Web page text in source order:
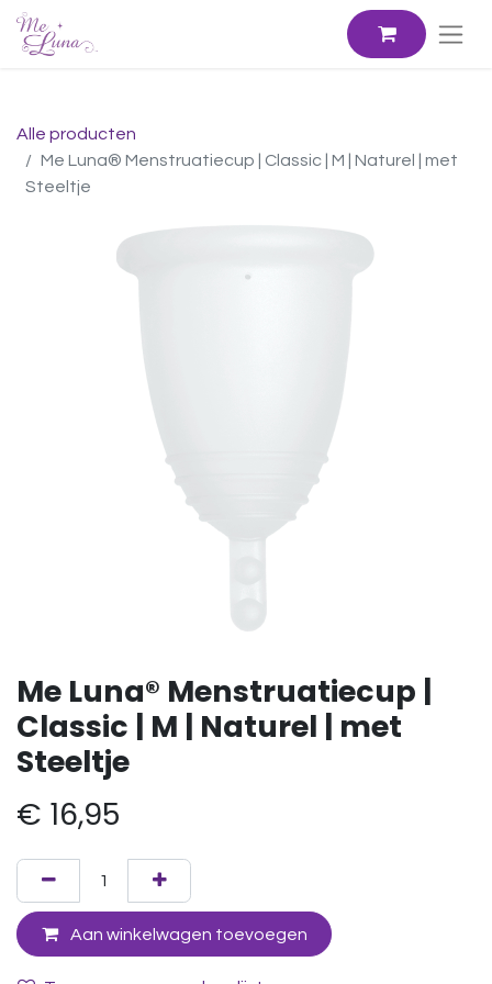
Alle producten
Me Luna® Menstruatiecup | Classic | M | Naturel | met
Steeltje
Me Luna® Menstruatiecup |
Classic | M | Naturel | met
Steeltje
€ 16,95
Aan winkelwagen toevoegen